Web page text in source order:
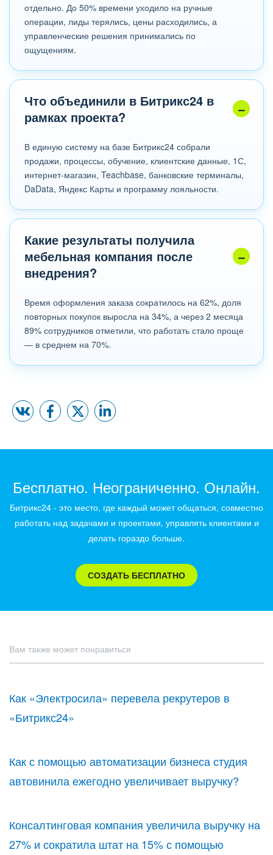
отдельно. До 50% времени уходило на ручные
операции, лиды терялись, цены расходились, а
управленческие решения принимались по
ощущениям.
Что объединили в Битрикс24 в
рамках проекта?
В единую систему на базе Битрикс24 собрали
продажи, процессы, обучение, клиентские данные, 1С,
интернет-магазин, Teachbase, банковские терминалы,
DaData, Яндекс Карты и программу лояльности.
Какие результаты получила
мебельная компания после
внедрения?
Время оформления заказа сократилось на 62%, доля
повторных покупок выросла на 34%, а через 2 месяца
89% сотрудников отметили, что работать стало проще
— в среднем на 70%.
Бесплатно. Неограниченно. Онлайн.
Битрикс24 - это место, где каждый может общаться, совместно
работать над задачами и проектами, управлять клиентами и
делать гораздо больше.
СОЗДАТЬ БЕСПЛАТНО
Вам также может понравиться
Как «Электросила» перевела рекрутеров в
«Битрикс24»
Как с помощью автоматизации бизнеса студия
автовинила ежегодно увеличивает выручку?
Консалтинговая компания увеличила выручку на
27% и сократила штат на 15% с помощью